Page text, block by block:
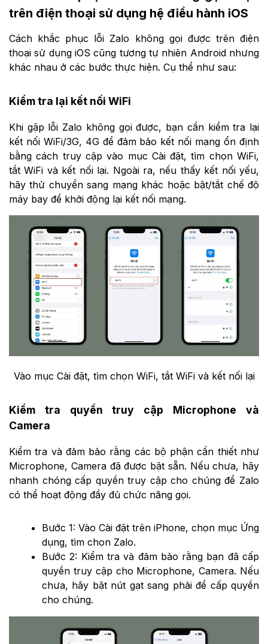
trên điện thoại sử dụng hệ điều hành iOS
Cách khắc phục lỗi Zalo không gọi được trên điện
thoại sử dụng iOS cũng tương tự nhiên Android nhưng
khác nhau ở các bước thực hiện. Cụ thể như sau:
Kiểm tra lại kết nối WiFi
Khi gặp lỗi Zalo không gọi được, bạn cần kiểm tra lại
kết nối WiFi/3G, 4G để đảm bảo kết nối mạng ổn định
bằng cách truy cập vào mục Cài đặt, tìm chọn WiFi,
tắt WiFi và kết nối lại. Ngoài ra, nếu thấy kết nối yếu,
hãy thử chuyển sang mạng khác hoặc bật/tắt chế độ
máy bay để khởi động lại kết nối mạng.
Vào mục Cài đặt, tìm chọn WiFi, tắt WiFi và kết nối lại
Kiểm tra quyền truy cập Microphone và
Camera
Kiểm tra và đảm bảo rằng các bộ phận cần thiết như
Microphone, Camera đã được bật sẵn. Nếu chưa, hãy
nhanh chóng cấp quyền truy cập cho chúng để Zalo
có thể hoạt động đầy đủ chức năng gọi.
Bước 1: Vào Cài đặt trên iPhone, chọn mục Ứng
dụng, tìm chọn Zalo.
Bước 2: Kiểm tra và đảm bảo rằng bạn đã cấp
quyền truy cập cho Microphone, Camera. Nếu
chưa, hãy bật nút gạt sang phải để cấp quyền
cho chúng.